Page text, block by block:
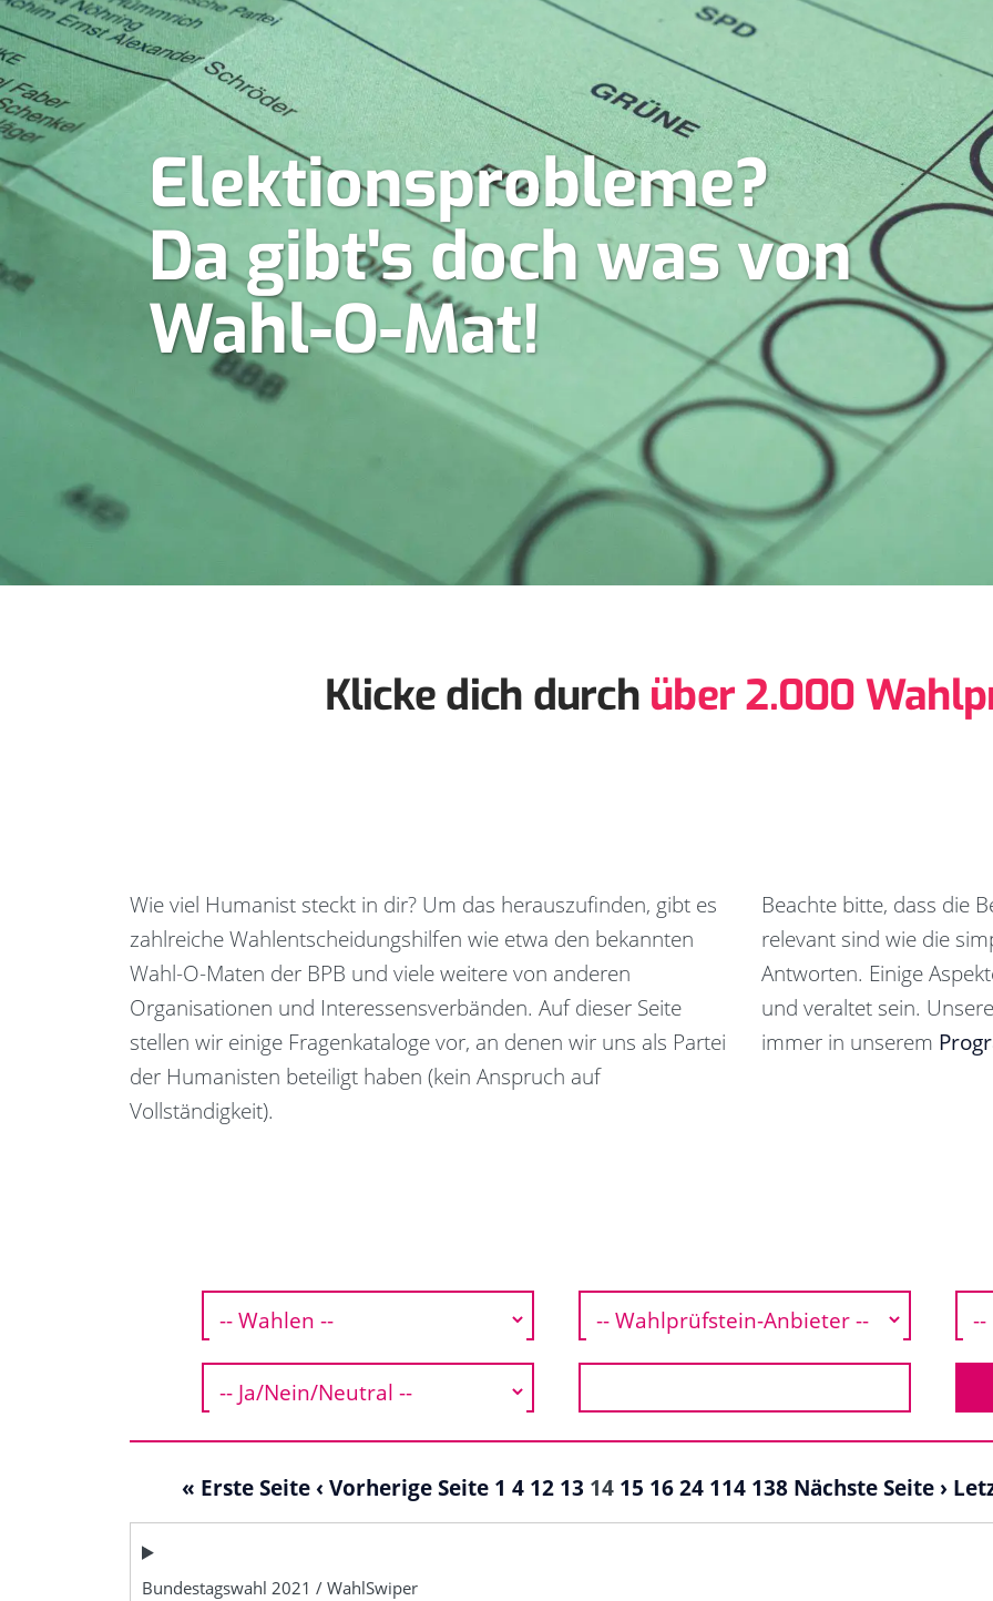
Elektionsprobleme?
Da gibt's doch was von
Wahl-O-Mat!
Klicke dich durch über 2.000
Wie viel Humanist steckt in dir? Um das herauszufinden, gibt es
zahlreiche Wahlentscheidungshilfen wie etwa den bekannten
Wahl-O-Maten der BPB und viele weitere von anderen
Organisationen und Interessensverbänden. Auf dieser Seite
stellen wir einige Fragenkataloge vor, an denen wir uns als Partei
der Humanisten beteiligt haben (kein Anspruch auf
Vollständigkeit).
Beachte bitte, dass die
relevant sind wie die
Antworten. Einige
und veraltet sein.
immer in unserem
« Erste Seite ‹ Vorherige Seite 1 4 12 13 14 15 16 24 114 138 Nächste Seite ›
Bundestagswahl 2021 / WahlSwiper